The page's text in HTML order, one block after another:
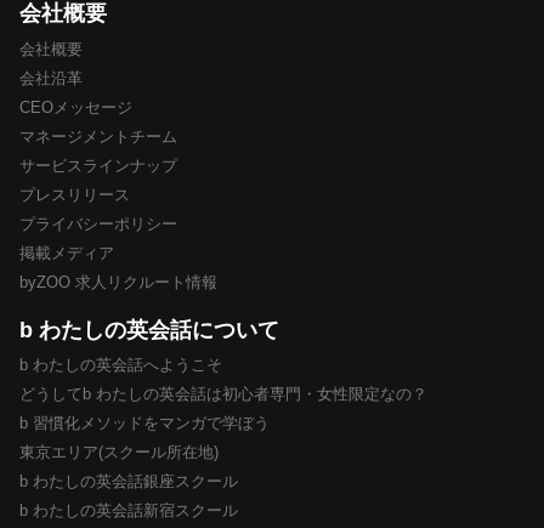
会社概要
会社概要
会社沿革
CEOメッセージ
マネージメントチーム
サービスラインナップ
プレスリリース
プライバシーポリシー
掲載メディア
byZOO 求人リクルート情報
b わたしの英会話について
b わたしの英会話へようこそ
どうしてb わたしの英会話は初心者専門・女性限定なの？
b 習慣化メソッドをマンガで学ぼう
東京エリア(スクール所在地)
b わたしの英会話銀座スクール
b わたしの英会話新宿スクール